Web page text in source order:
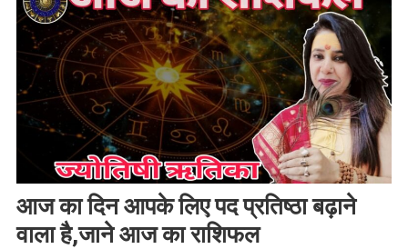
आज का दिन आपके लिए पद प्रतिष्ठा बढ़ाने
वाला है,जाने आज का राशिफल